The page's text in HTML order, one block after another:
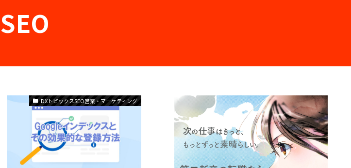
SEO
DXトピックスSEO営業・マーケティング